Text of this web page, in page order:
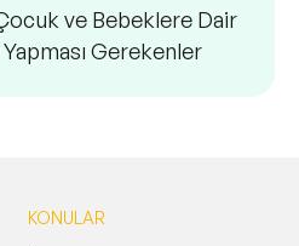
ve Bebeklere Dair
Gerekenler
KONULAR